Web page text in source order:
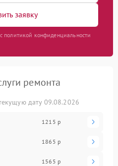
заявку
политикой конфиденциальности
ремонта
дату 09.08.2026
1215 р
1865 р
1565 р